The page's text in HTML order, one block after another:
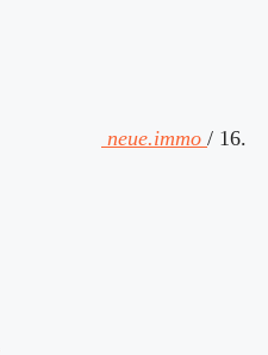
neue.immo / 16.